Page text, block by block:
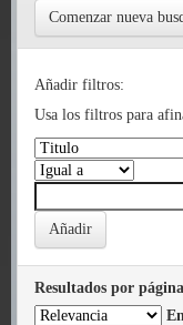
Comenzar nueva
Añadir filtros:
Usa los filtros para
Resultados por página